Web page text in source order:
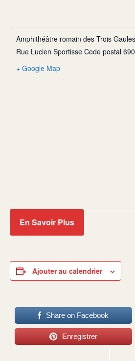
Amphithéâtre romain des Trois Gaules
Rue Lucien Sportisse Code postal
+ Google Map
En Savoir Plus
Ajouter au calendrier
Share on Facebook
Enregistrer